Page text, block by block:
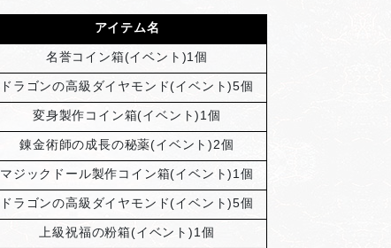
アイテム名
名誉コイン箱(イベント)1個
ドラゴンの高級ダイヤモンド(イベント)5個
変身製作コイン箱(イベント)1個
錬金術師の成長の秘薬(イベント)2個
マジックドール製作コイン箱(イベント)1個
ドラゴンの高級ダイヤモンド(イベント)5個
上級祝福の粉箱(イベント)1個